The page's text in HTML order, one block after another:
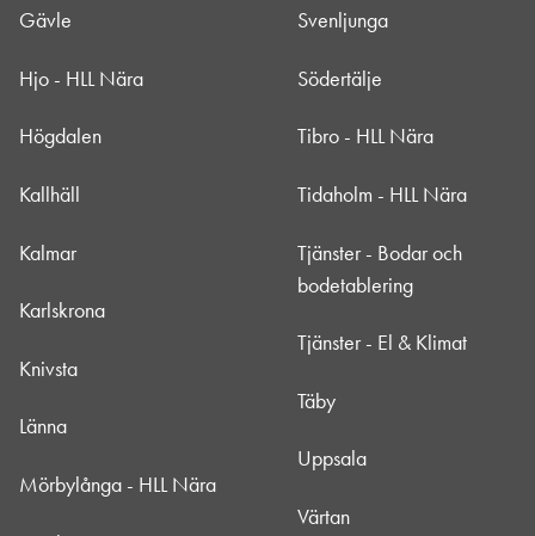
Gävle
Hjo - HLL Nära
Högdalen
Kallhäll
Kalmar
Karlskrona
Knivsta
Länna
Mörbylånga - HLL Nära
Svenljunga
Södertälje
Tibro - HLL Nära
Tidaholm - HLL Nära
Tjänster - Bodar och
bodetablering
Tjänster - El & Klimat
Täby
Uppsala
Värtan